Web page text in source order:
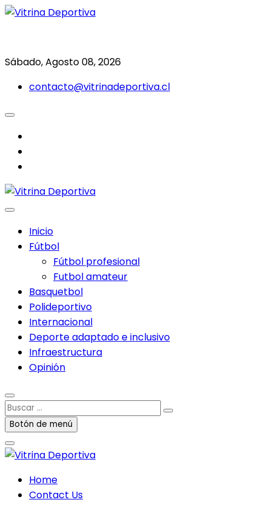
Saltar
Sábado, Agosto 08, 2026
contacto@vitrinadeportiva.cl
Inicio
Fútbol
Fútbol profesional
Futbol amateur
Basquetbol
Polideportivo
Internacional
Deporte adaptado e inclusivo
Infraestructura
Opinión
Buscar
…Botón de menú
Home
Contact Us